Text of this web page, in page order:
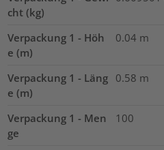
cht (kg)
Verpackung 1 - Höh
e (m)
0.04 m
Verpackung 1 - Läng
e (m)
0.58 m
Verpackung 1 - Men
ge
100